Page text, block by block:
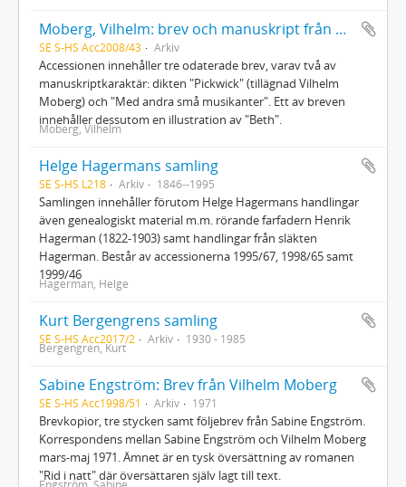
Moberg, Vilhelm: brev och manuskript från Nils Ferlin
SE S-HS Acc2008/43 Arkiv
Accessionen innehåller tre odaterade brev, varav två av
manuskriptkaraktär: dikten "Pickwick" (tillägnad Vilhelm
Moberg) och "Med andra små musikanter". Ett av breven
innehåller dessutom en illustration av "Beth".
Moberg, Vilhelm
Helge Hagermans samling
SE S-HS L218 Arkiv 1846--1995
Samlingen innehåller förutom Helge Hagermans handlingar
även genealogiskt material m.m. rörande farfadern Henrik
Hagerman (1822-1903) samt handlingar från släkten
Hagerman. Består av accessionerna 1995/67, 1998/65 samt
1999/46
Hagerman, Helge
Kurt Bergengrens samling
SE S-HS Acc2017/2 Arkiv 1930 - 1985
Bergengren, Kurt
Sabine Engström: Brev från Vilhelm Moberg
SE S-HS Acc1998/51 Arkiv 1971
Brevkopior, tre stycken samt följebrev från Sabine Engström.
Korrespondens mellan Sabine Engström och Vilhelm Moberg
mars-maj 1971. Ämnet är en tysk översättning av romanen
"Rid i natt" där översättaren själv lagt till text.
Engström, Sabine